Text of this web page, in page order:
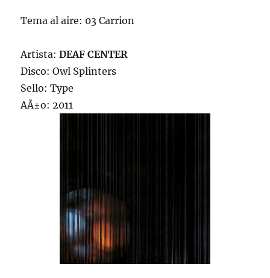
Tema al aire: 03 Carrion
Artista:DEAF CENTER
Disco: Owl Splinters
Sello: Type
AÃ±o: 2011